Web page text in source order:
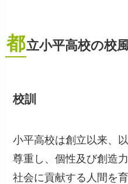
都立小平高校の校
校訓
小平高校は創立以来、
尊重し、個性及び創造
社会に貢献する人間を